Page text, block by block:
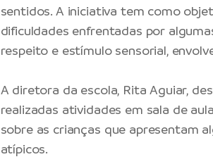
sentidos. A iniciativa tem como
dificuldades enfrentadas por
respeito e estímulo sensorial,
A diretora da escola, Rita Aguiar,
realizadas atividades em sala de
sobre as crianças que apresentam
atípicos.